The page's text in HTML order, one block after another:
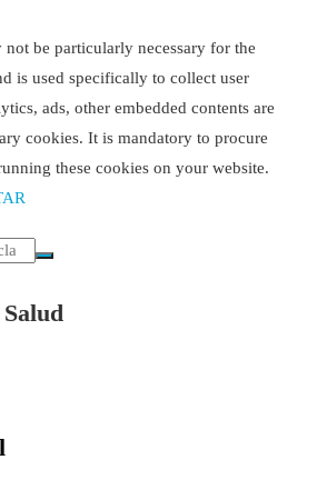
be particularly necessary for the
is used specifically to collect user
ads, other embedded contents are
cookies. It is mandatory to procure
these cookies on your website.